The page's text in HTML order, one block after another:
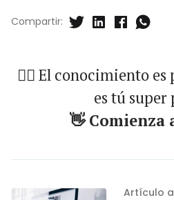
Compartir:
🐱‍🏍 El conocimiento
es tú super
👋 Comienza
Artículo